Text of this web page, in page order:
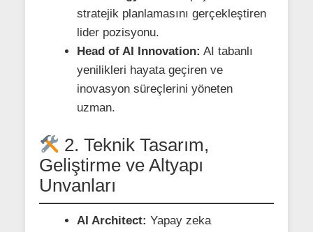
stratejik planlamasını gerçekleştiren
lider pozisyonu.
Head of AI Innovation: AI tabanlı
yenilikleri hayata geçiren ve
inovasyon süreçlerini yöneten
uzman.
2. Teknik Tasarım,
Geliştirme ve Altyapı
Unvanları
AI Architect: Yapay zeka